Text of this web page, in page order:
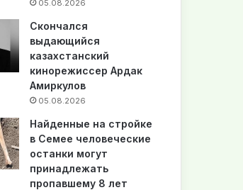
05.08.2026
Скончался
выдающийся
казахстанский
кинорежиссер Ардак
Амиркулов
05.08.2026
Найденные на стройке
в Семее человеческие
останки могут
принадлежать
пропавшему 8 лет